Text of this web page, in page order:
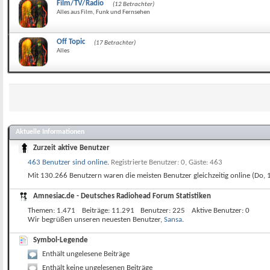
Film/TV/Radio
(12 Betrachter)
Alles aus Film, Funk und Fernsehen
Off Topic
(17 Betrachter)
Alles
Aktuelle Informationen
Zurzeit aktive Benutzer
463 Benutzer sind online Registrierte Benutzer: 0, Gäste: 463
Mit 130.266 Benutzern waren die meisten Benutzer gleichzeitig online (Do,
Amnesiac.de - Deutsches Radiohead Forum Statistiken
Themen
1.471 Beiträge 11.291 Benutzer 225 Aktive Benutzer 0
Wir begrüßen unseren neuesten Benutzer, Sansa
Symbol-Legende
Enthält ungelesene Beiträge
Enthält keine ungelesenen Beiträge